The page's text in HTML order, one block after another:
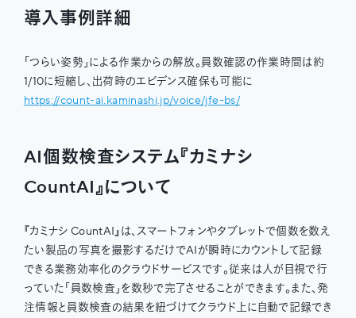
導入事例詳細
「つらい姿勢」による作業からの解放。員数確認の作業時間は約
1/10に短縮し、出荷時のエビデンス確保も可能に
https://count-ai.kaminashi.jp/voice/jfe-bs/
AI個数検査システム『カミナシ
CountAI』について
『カミナシ CountAI』は、スマートフォンやタブレットで個数を数え
たい製品の写真を撮影するだけでAIが瞬時にカウントして記録
できる業務効率化のクラウドサービスです。従来は人が目視で行
っていた「員数検査」を数秒で完了させることができます。また、発
注情報と員数検査の結果を紐づけてクラウド上に自動で記録でき